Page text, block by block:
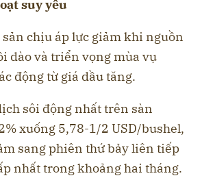
suy yếu
chịu áp lực giảm khi nguồn
dào và triển vọng mùa vụ
động từ giá dầu tăng.
sôi động nhất trên sàn
xuống 5,78-1/2 USD/bushel,
sang phiên thứ bảy liên tiếp
nhất trong khoảng hai tháng.